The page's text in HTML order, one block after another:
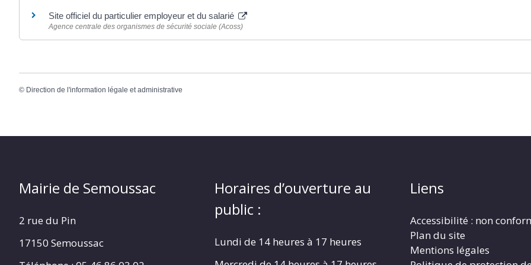
Site officiel du particulier employeur et du salarié
Agence centrale des organismes de sécurité sociale (Acoss)
© Direction de l'information légale et administrative
Mairie de Semoussac
2 rue du Pin
17150 Semoussac
Horaires d’ouverture au
public :
Lundi de 14 heures à 17 heures
Liens
Accessibilité : non
Plan du site
Mentions légales